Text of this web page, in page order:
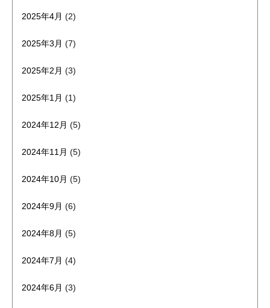
2025年4月 (2)
2025年3月 (7)
2025年2月 (3)
2025年1月 (1)
2024年12月 (5)
2024年11月 (5)
2024年10月 (5)
2024年9月 (6)
2024年8月 (5)
2024年7月 (4)
2024年6月 (3)